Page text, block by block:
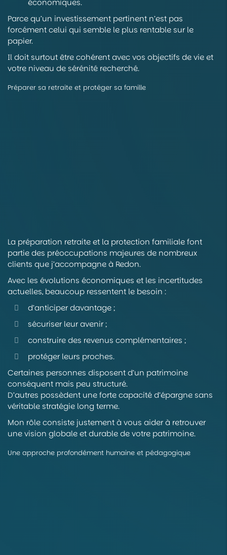
économiques.
Parce qu’un investissement pertinent n’est pas
forcément celui qui semble le plus rentable sur le
papier.
Il doit surtout être cohérent avec vos objectifs de vie et
votre niveau de sérénité recherché.
Préparer sa retraite et protéger sa famille
La préparation retraite et la protection familiale font
partie des préoccupations majeures de nombreux
clients que j’accompagne à Redon.
Avec les évolutions économiques et les incertitudes
actuelles, beaucoup ressentent le besoin :
d’anticiper davantage ;
sécuriser leur avenir ;
construire des revenus complémentaires ;
protéger leurs proches.
Certaines personnes disposent d’un patrimoine
conséquent mais peu structuré.
D’autres possèdent une forte capacité d’épargne sans
véritable stratégie long terme.
Mon rôle consiste justement à vous aider à retrouver
une vision globale et durable de votre patrimoine.
Une approche profondément humaine et pédagogique